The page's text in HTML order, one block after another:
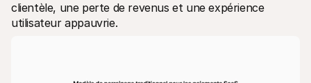
clientèle, une perte de revenus et une expérience
utilisateur appauvrie.